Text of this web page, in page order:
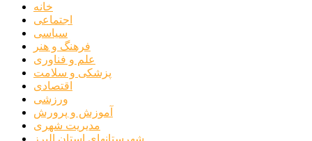
خانه
اجتماعی
سیاسی
فرهنگ و هنر
علم و فناوری
پزشکی و سلامت
اقتصادی
ورزشی
آموزش و پرورش
مدیریت شهری